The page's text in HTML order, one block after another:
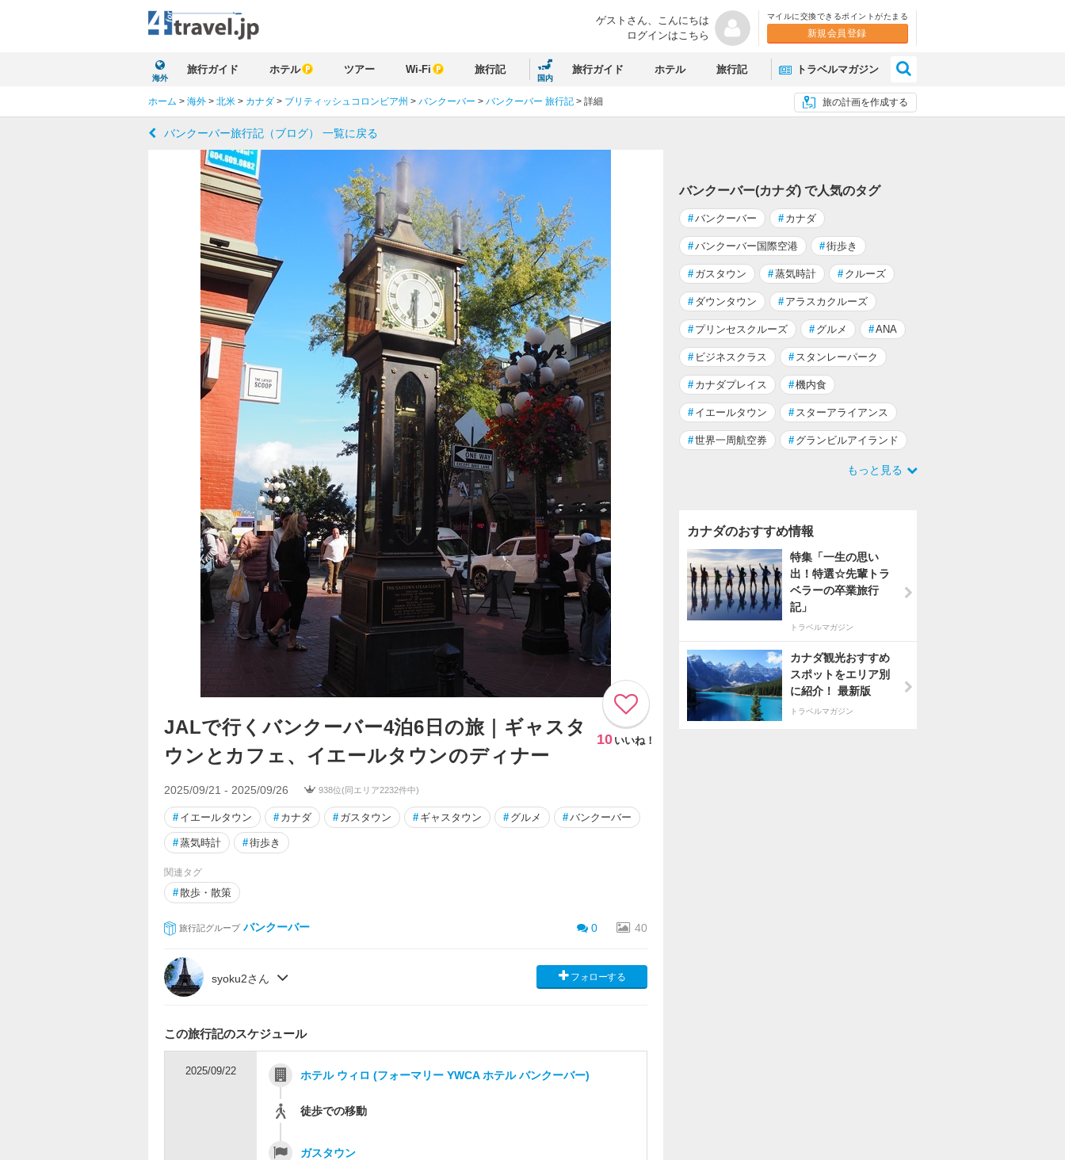
ゲストさん、 こんにちは
ログインはこちら
マイルに交換できるポイントがたまる
新規会員登録
海外
旅行ガイド ホテル ツアー Wi-Fi 旅行記
国内
旅行ガイド ホテル 旅行記 トラベルマガジン
旅の計画を作成する
ホーム > 海外 > 北米 > カナダ > ブリティッシュコロンビア州 > バンクーバー > バンクーバー 旅行記 > 詳細
バンクーバー旅行記（ブログ） 一覧に戻る
JALで行くバンクーバー4泊6日の旅｜ギャスタ
ウンとカフェ、イエールタウンのディナー
10 いいね！
2025/09/21 - 2025/09/26 938位(同エリア2232件中)
# イエールタウン # カナダ # ガスタウン # ギャスタウン # グルメ #バンクーバー
#蒸気時計 #街歩き
関連タグ
#散歩・散策
旅行記グループ バンクーバー 0 40
syoku2さん フォローする
この旅行記のスケジュール
2025/09/22 ホテル ウィロ (フォーマリー YWCA ホテル バンクーバー)
徒歩での移動
ガスタウン
バンクーバー(カナダ) で人気のタグ
#バンクーバー # カナダ
#バンクーバー国際空港 #街歩き
# ガスタウン #蒸気時計 # クルーズ
# ダウンタウン # アラスカクルーズ
# プリンセスクルーズ # グルメ #ANA
# ビジネスクラス # スタンレーパーク
# カナダプレイス #機内食
# イエールタウン # スターアライアンス
#世界一周航空券 # グランビルアイランド
もっと見る
カナダのおすすめ情報
特集「一生の思い
出！特選☆先輩トラ
ベラーの卒業旅行
記」
トラベルマガジン
カナダ観光おすすめ
スポットをエリア別
に紹介！ 最新版
トラベルマガジン